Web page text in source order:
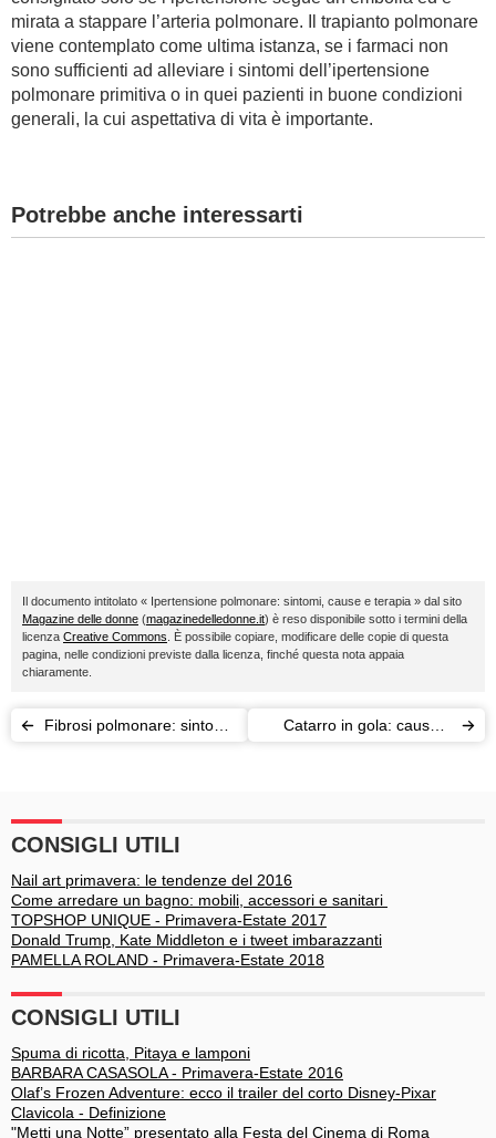
mirata a stappare l’arteria polmonare. Il trapianto polmonare
viene contemplato come ultima istanza, se i farmaci non
sono sufficienti ad alleviare i sintomi dell’ipertensione
polmonare primitiva o in quei pazienti in buone condizioni
generali, la cui aspettativa di vita è importante.
Potrebbe anche interessarti
Il documento intitolato « Ipertensione polmonare: sintomi, cause e terapia » dal sito
Magazine delle donne (magazinedelledonne.it) è reso disponibile sotto i termini della
licenza Creative Commons . È possibile copiare, modificare delle copie di questa
pagina, nelle condizioni previste dalla licenza, finché questa nota appaia
chiaramente.
Fibrosi polmonare: sintomi,
Catarro in gola: cause e
CONSIGLI UTILI
Nail art primavera: le tendenze del 2016
Come arredare un bagno: mobili, accessori e sanitari
TOPSHOP UNIQUE - Primavera-Estate 2017
Donald Trump, Kate Middleton e i tweet imbarazzanti
PAMELLA ROLAND - Primavera-Estate 2018
CONSIGLI UTILI
Spuma di ricotta, Pitaya e lamponi
BARBARA CASASOLA - Primavera-Estate 2016
Olaf’s Frozen Adventure: ecco il trailer del corto Disney-Pixar
Clavicola - Definizione
"Metti una Notte” presentato alla Festa del Cinema di Roma